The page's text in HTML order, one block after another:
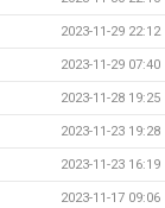
2023-11-29 22:12
2023-11-29 07:40
2023-11-28 19:25
2023-11-23 19:28
2023-11-23 16:19
2023-11-17 09:06